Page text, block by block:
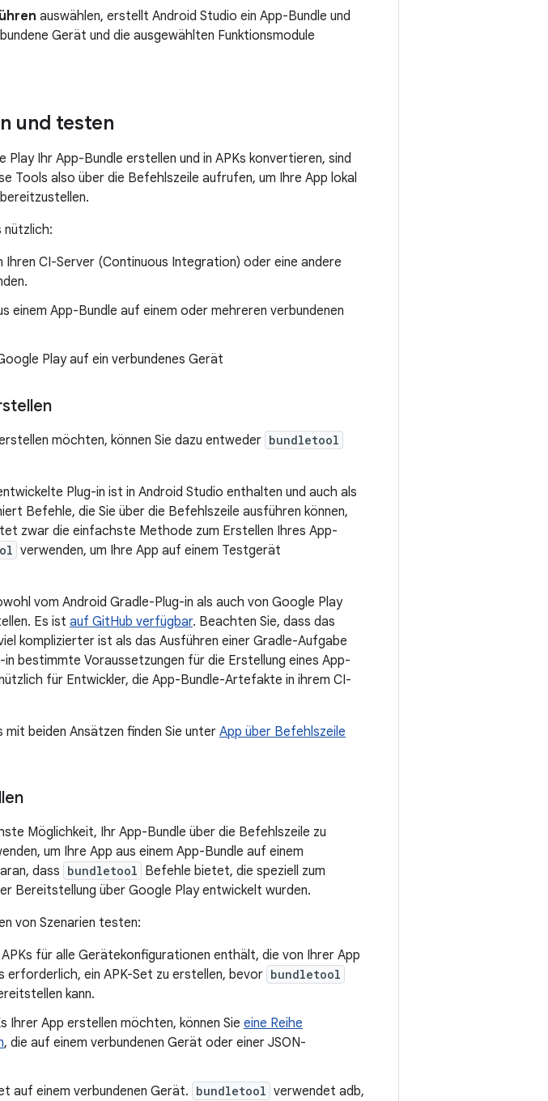
auswählen, erstellt Android Studio ein App-Bundle und
Gerät und die ausgewählten Funktionsmodule
und testen
Ihr App-Bundle erstellen und in APKs konvertieren, sind
Tools also über die Befehlszeile aufrufen, um Ihre App lokal
nützlich:
Ihren CI-Server (Continuous Integration) oder eine andere
App-Bundle auf einem oder mehreren verbundenen
Play auf ein verbundenes Gerät
möchten, können Sie dazu entweder bundletool
Plug-in ist in Android Studio enthalten und auch als
Befehle, die Sie über die Befehlszeile ausführen können,
zwar die einfachste Methode zum Erstellen Ihres App-
verwenden, um Ihre App auf einem Testgerät
vom Android Gradle-Plug-in als auch von Google Play
Es ist auf GitHub verfügbar. Beachten Sie, dass das
komplizierter ist als das Ausführen einer Gradle-Aufgabe
bestimmte Voraussetzungen für die Erstellung eines App-
für Entwickler, die App-Bundle-Artefakte in ihrem CI-
beiden Ansätzen finden Sie unterApp über Befehlszeile
Möglichkeit, Ihr App-Bundle über die Befehlszeile zu
um Ihre App aus einem App-Bundle auf einem
dass bundletool Befehle bietet, die speziell zum
Bereitstellung über Google Play entwickelt wurden.
von Szenarien testen:
für alle Gerätekonfigurationen enthält, die von Ihrer App
ein APK-Set zu erstellen, bevor bundletool
kann.
Ihrer App erstellen möchten, können Sie eine Reihe
, die auf einem verbundenen Gerät oder einer JSON-
auf einem verbundenen Gerät. bundletool verwendet adb,